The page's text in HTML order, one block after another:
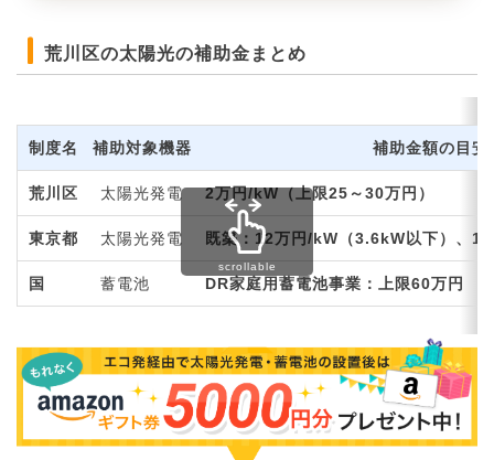
荒川区の太陽光の補助金まとめ
制度名 補助対象機器 補助金額の目安
荒川区 太陽光発電 2万円/kW（上限25～30万円）
東京都 太陽光発電 既築：12万円/kW（3.6kW以下）、
国 蓄電池 DR家庭用蓄電池事業：上限60万円